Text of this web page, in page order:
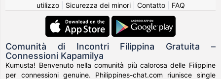
utilizzo| Sicurezza dei minori| Contatto| FAQ
Comunità di Incontri Filippina Gratuita –
Connessioni Kapamilya
Kumusta! Benvenuto nella comunità più calorosa delle Filippine
per connessioni genuine. Philippines-chat.com riunisce single